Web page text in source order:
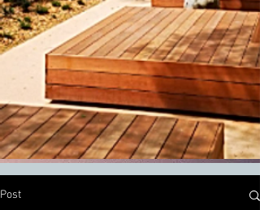
Post